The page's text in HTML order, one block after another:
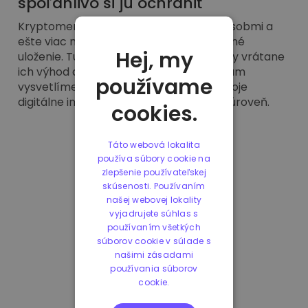
Kryptomeny si dnes kúpite rôznymi spôsobmi a
ešte viac možností máte na ich bezpečné
uloženie. Tu nájdete všetky tieto spôsoby vrátane
ich výhod aj nevýhod. V tomto článku vám
vysvetlíme všetko potrebné, aby ste svoje
digitálne investovanie posunuli na novú úroveň.
1 2
Hej, my
používame
cookies.
Táto webová lokalita
používa súbory cookie na
zlepšenie používateľskej
skúsenosti. Používaním
našej webovej lokality
vyjadrujete súhlas s
používaním všetkých
súborov cookie v súlade s
našimi zásadami
používania súborov
cookie.